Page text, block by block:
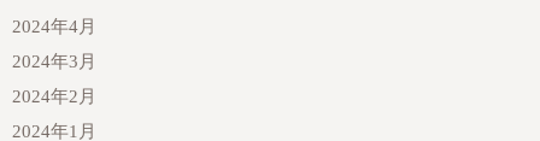
2024年4月
2024年3月
2024年2月
2024年1月